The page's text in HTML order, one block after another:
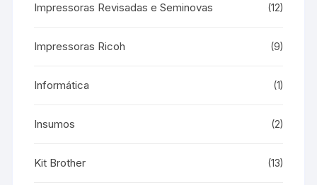
Impressoras Revisadas e Seminovas (12)
Impressoras Ricoh (9)
Informática (1)
Insumos (2)
Kit Brother (13)